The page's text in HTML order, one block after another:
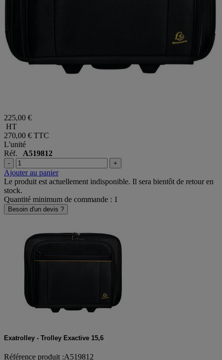
225,00 €
HT
270,00 €
L'unité
Réf.A519812
- +
Ajouter au panier
Le produit est actuellement indisponible. Il sera bientôt de retour en
stock.
Quantité minimum de commande : 1
Besoin d'un devis ?